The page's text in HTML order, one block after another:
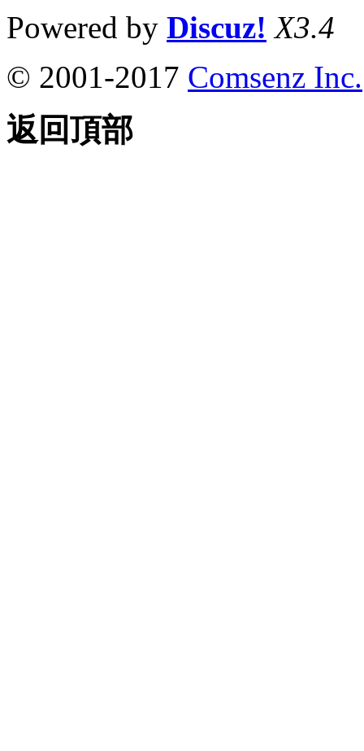
Powered by Discuz! X3.4
© 2001-2017 Comsenz Inc.
返回頂部